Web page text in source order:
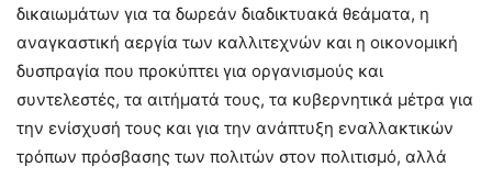
δικαιωμάτων για τα δωρεάν διαδικτυακά θεάματα, η
αναγκαστική αεργία των καλλιτεχνών και η οικονομική
δυσπραγία που προκύπτει για οργανισμούς και
συντελεστές, τα αιτήματά τους, τα κυβερνητικά μέτρα για
την ενίσχυσή τους και για την ανάπτυξη εναλλακτικών
τρόπων πρόσβασης των πολιτών στον πολιτισμό, αλλά